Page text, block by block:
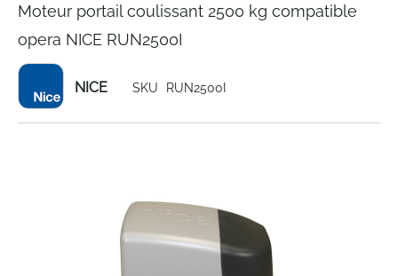
Moteur portail coulissant 2500 kg compatible
opera NICE RUN2500I
NICE SKU RUN2500I